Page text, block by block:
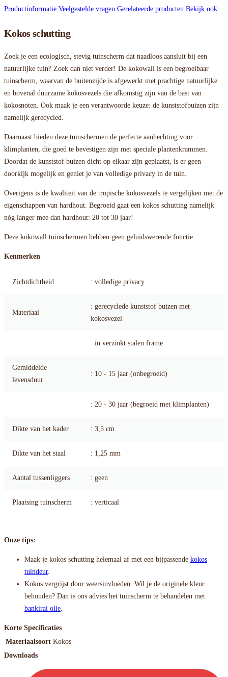
Productinformatie Veelgestelde vragen Gerelateerde producten Bekijk ook
Kokos schutting
Zoek je een ecologisch, stevig tuinscherm dat naadloos aansluit bij een
natuurlijke tuin? Zoek dan niet verder! De kokowall is een begroeibaar
tuinscherm, waarvan de buitenzijde is afgewerkt met prachtige natuurlijke
en bovenal duurzame kokosvezels die afkomstig zijn van de bast van
kokosnoten. Ook maak je een verantwoorde keuze: de kunststofbuizen zijn
namelijk gerecycled.
Daarnaast bieden deze tuinschermen de perfecte aanhechting voor
klimplanten, die goed te bevestigen zijn met speciale plantenkrammen.
Doordat de kunststof buizen dicht op elkaar zijn geplaatst, is er geen
doorkijk mogelijk en geniet je van volledige privacy in de tuin.
Overigens is de kwaliteit van de tropische kokosvezels te vergelijken met de
eigenschappen van hardhout. Begroeid gaat een kokos schutting namelijk
nóg langer mee dan hardhout: 20 tot 30 jaar!
Deze kokowall tuinschermen hebben geen geluidswerende functie.
Kenmerken
Zichtdichtheid : volledige privacy
Materiaal
: gerecyclede kunststof buizen met
kokosvezel
in verzinkt stalen frame
Gemiddelde
levensduur
: 10 - 15 jaar (onbegroeid)
: 20 - 30 jaar (begroeid met klimplanten)
Dikte van het kader : 3,5 cm
Dikte van het staal : 1,25 mm
Aantal tussenliggers : geen
Plaatsing tuinscherm : verticaal
Onze tips:
Maak je kokos schutting helemaal af met een bijpassende kokos
tuindeur.
Kokos vergrijst door weersinvloeden. Wil je de originele kleur
behouden? Dan is ons advies het tuinscherm te behandelen met
bankirai olie.
Korte Specificaties
Materiaalsoort Kokos
Downloads